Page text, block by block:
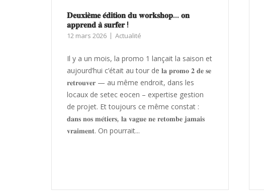
𝐃𝐞𝐮𝐱𝐢𝐞̀𝐦𝐞 𝐞́𝐝𝐢𝐭𝐢𝐨𝐧 𝐝𝐮 𝐰𝐨𝐫𝐤𝐬𝐡𝐨𝐩… 𝐨𝐧
𝐚𝐩𝐩𝐫𝐞𝐧𝐝 𝐚̀ 𝐬𝐮𝐫𝐟𝐞𝐫 !
12 mars 2026 Actualité
Il y a un mois, la promo 1 lançait la saison et
aujourd’hui c’était au tour de 𝐥𝐚 𝐩𝐫𝐨𝐦𝐨 𝟐 𝐝𝐞 𝐬𝐞
𝐫𝐞𝐭𝐫𝐨𝐮𝐯𝐞𝐫 — au même endroit, dans les
locaux de setec eocen – expertise gestion
de projet. Et toujours ce même constat :
𝐝𝐚𝐧𝐬 𝐧𝐨𝐬 𝐦𝐞́𝐭𝐢𝐞𝐫𝐬, 𝐥𝐚 𝐯𝐚𝐠𝐮𝐞 𝐧𝐞 𝐫𝐞𝐭𝐨𝐦𝐛𝐞 𝐣𝐚𝐦𝐚𝐢𝐬
𝐯𝐫𝐚𝐢𝐦𝐞𝐧𝐭. On pourrait...